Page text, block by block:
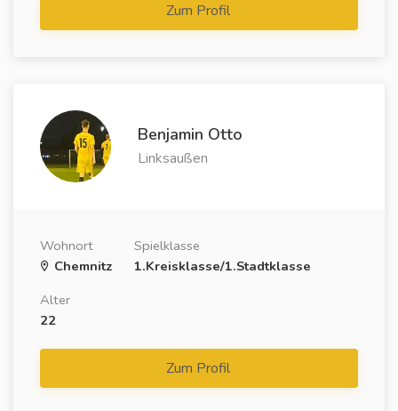
Zum Profil
Benjamin Otto
Linksaußen
Wohnort
Chemnitz
Spielklasse
1.Kreisklasse/1.Stadtklasse
Alter
22
Zum Profil